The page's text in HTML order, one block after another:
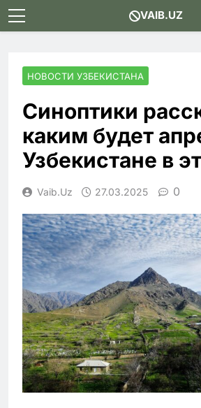
Skip
to
VAIB.UZ
НОВОСТИ УЗБЕКИСТАНА
Синоптики
каким будет
Узбекистане в
Vaib.uz 27.03.2025 0